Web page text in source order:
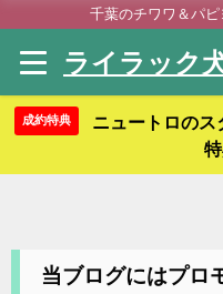
千葉のチワワ＆パ
ライラック
成約特典
ニュートロの
当ブログにはプロ